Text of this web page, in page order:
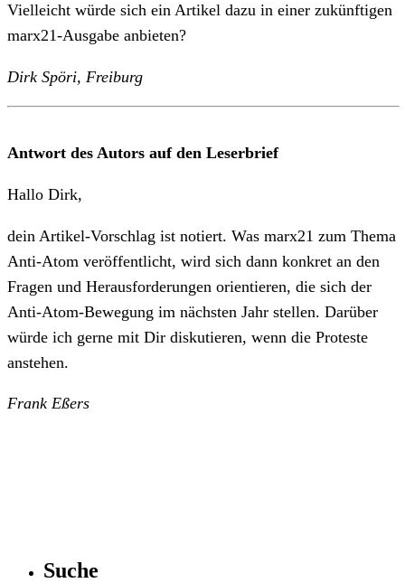
Vielleicht würde sich ein Artikel dazu in einer zukünftigen
marx21-Ausgabe anbieten?
Dirk Spöri, Freiburg
Antwort des Autors auf den Leserbrief
Hallo Dirk,
dein Artikel-Vorschlag ist notiert. Was marx21 zum Thema
Anti-Atom veröffentlicht, wird sich dann konkret an den
Fragen und Herausforderungen orientieren, die sich der
Anti-Atom-Bewegung im nächsten Jahr stellen. Darüber
würde ich gerne mit Dir diskutieren, wenn die Proteste
anstehen.
Frank Eßers
Suche